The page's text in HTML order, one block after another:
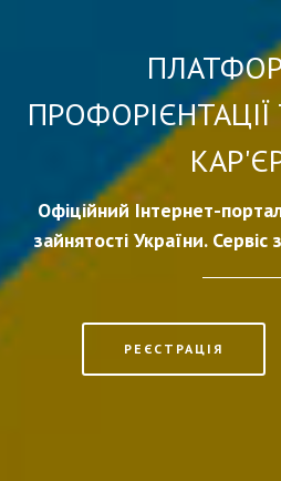
Офіційний Інтернет-
зайнятості України.
РЕЄСТРАЦІЯ